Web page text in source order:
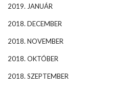
2019. JANUÁR
2018. DECEMBER
2018. NOVEMBER
2018. OKTÓBER
2018. SZEPTEMBER